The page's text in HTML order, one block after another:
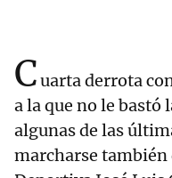
Cuarta derrota
a la que no le bastó
algunas de las
marcharse también